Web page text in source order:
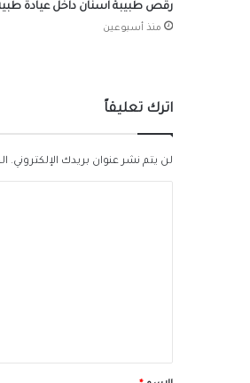
رقص طبيبة اسنان داخل عيادة
منذ أسبوعين
اترك تعليقاً
لن يتم نشر عنوان بريدك الإلكتروني.
*